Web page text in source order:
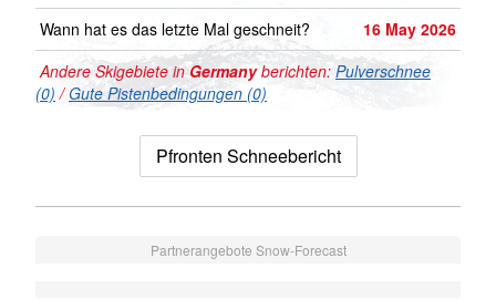
Wann hat es das letzte Mal geschneit?
16 May 2026
Andere Skigebiete inGermanyberichten: Pulverschnee
(0) /Gute Pistenbedingungen (0)
Pfronten Schneebericht
Partnerangebote Snow-Forecast